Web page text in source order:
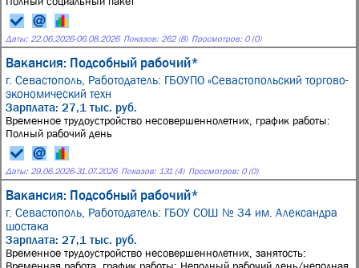
Даты: 22.06.2026-06.08.2026 Показов: 262 (8) Просмотров: 0 (0)
Вакансия: Подсобный рабочий*
г. Севастополь, Работодатель: ГБОУПО «Севастопольский торгово-
экономический техн
Зарплата: 27,1 тыс. руб.
Временное трудоустройство несовершеннолетних, график работы:
Полный рабочий день
Даты: 29.06.2026-31.07.2026 Показов: 131 (4) Просмотров: 0 (0)
Вакансия: Подсобный рабочий*
г. Севастополь, Работодатель: ГБОУ СОШ № 34 им. Александра
шостака
Зарплата: 27,1 тыс. руб.
Временное трудоустройство несовершеннолетних, занятость: